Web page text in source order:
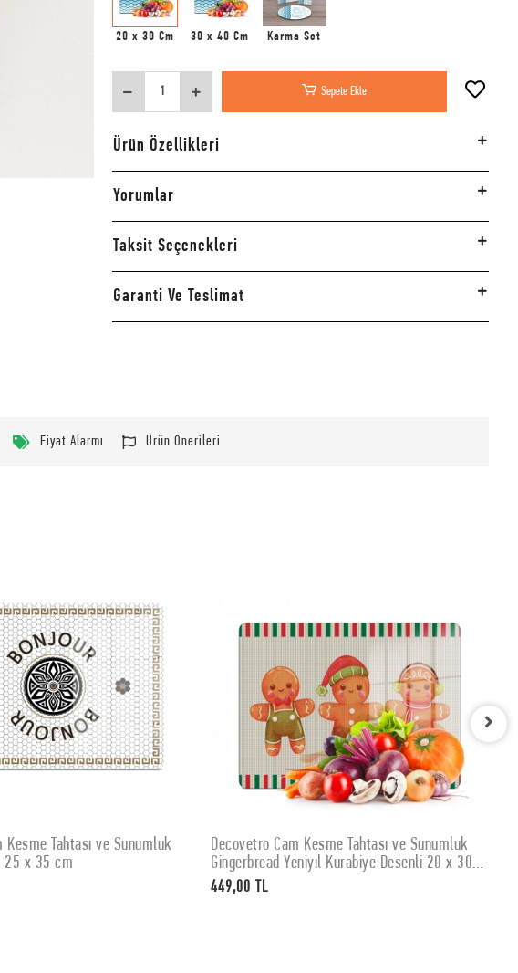
20 x 30 Cm 30 x 40 Cm Karma Set
Sepete Ekle
Ürün Özellikleri
Yorumlar
Taksit Seçenekleri
Garanti Ve Teslimat
Fiyat Alarmı Ürün Önerileri
SEPETE EKLE
Kesme Tahtası ve Sunumluk
25 x 35 cm
SEPETE EKLE
Decovetro Cam Kesme Tahtası ve Sunumluk
Gingerbread Yeniyıl Kurabiye Desenli 20 x 30
cm
449,00 TL